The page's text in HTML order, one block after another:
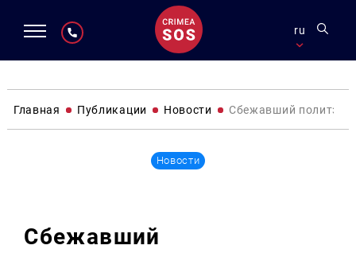
ru
Главная Публикации Новости Сбежавший
Новости
Сбежавший